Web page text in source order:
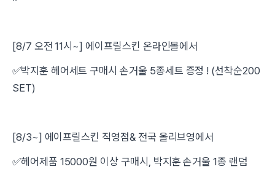
[8/7 오전 11시~] 에이프릴스킨 온라인몰에서
✅박지훈 헤어세트 구매시 손거울 5종세트 증정 ! (선착순200
SET)
[8/3~] 에이프릴스킨 직영점& 전국 올리브영에서
✅헤어제품 15000원 이상 구매시, 박지훈 손거울 1종 랜덤